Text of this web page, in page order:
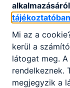
12.
9.
tájékoztatóban
Mi az a
kerül a
látogat meg.
rendelkeznek.
megjegyzik a